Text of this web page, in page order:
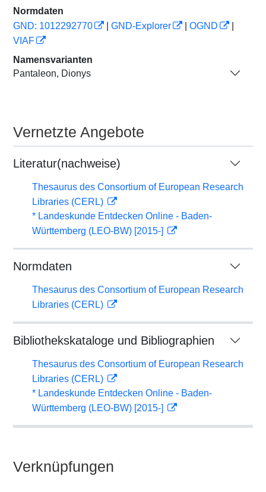
Normdaten
GND: 1012292770
GND-Explorer OGND
VIAF
Namensvarianten
Pantaleon, Dionys
Vernetzte Angebote
Literatur(nachweise)
Thesaurus des Consortium of European Research
Libraries (CERL)
* Landeskunde Entdecken Online - Baden-
Württemberg (LEO-BW) [2015-]
Normdaten
Thesaurus des Consortium of European Research
Libraries (CERL)
Bibliothekskataloge und Bibliographien
Thesaurus des Consortium of European Research
Libraries (CERL)
* Landeskunde Entdecken Online - Baden-
Württemberg (LEO-BW) [2015-]
Verknüpfungen